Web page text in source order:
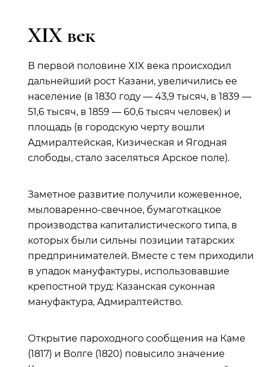
XIX век
В первой половине XIX века происходил
дальнейший рост Казани, увеличились ее
население (в 1830 году — 43,9 тысяч, в 1839 —
51,6 тысяч, в 1859 — 60,6 тысяч человек) и
площадь (в городскую черту вошли
Адмиралтейская, Кизическая и Ягодная
слободы, стало заселяться Арское поле).
Заметное развитие получили кожевенное,
мыловаренно-свечное, бумаготкацкое
производства капиталистического типа, в
которых были сильны позиции татарских
предпринимателей. Вместе с тем приходили
в упадок мануфактуры, использовавшие
крепостной труд: Казанская суконная
мануфактура, Адмиралтейство.
Открытие пароходного сообщения на Каме
(1817) и Волге (1820) повысило значение